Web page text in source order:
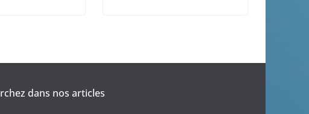
dans nos articles